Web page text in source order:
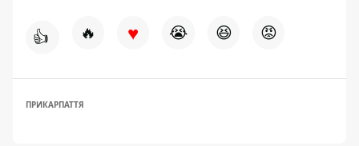
👍 🔥 ♥ 😭 😆 😡
ПРИКАРПАТТЯ